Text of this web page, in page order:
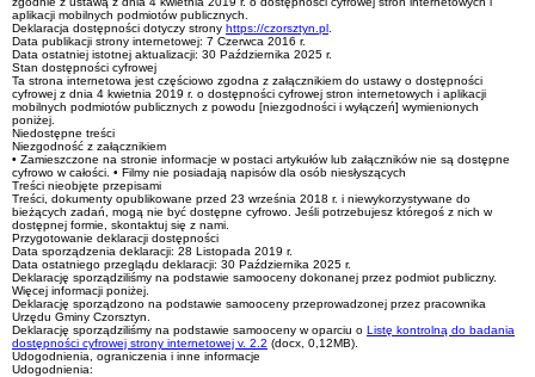
aplikacji mobilnych podmiotów publicznych.
Deklaracja dostępności dotyczy strony https://czorsztyn.pl
Data publikacji strony internetowej: 7 Czerwca 2016 r.
Data ostatniej istotnej aktualizacji: 30 Października 2025 r.
Stan dostępności cyfrowej
Ta strona internetowa jest częściowo zgodna z załącznikiem do ustawy o dostępności
cyfrowej z dnia 4 kwietnia 2019 r. o dostępności cyfrowej stron internetowych i aplikacji
mobilnych podmiotów publicznych z powodu [niezgodności i wyłączeń] wymienionych
poniżej.
Niedostępne treści
Niezgodność z załącznikiem
• Zamieszczone na stronie informacje w postaci artykułów lub załączników nie są dostępne
cyfrowo w całości. • Filmy nie posiadają napisów dla osób niesłyszących
Treści nieobjęte przepisami
Treści, dokumenty opublikowane przed 23 września 2018 r. i niewykorzystywane do
bieżących zadań, mogą nie być dostępne cyfrowo. Jeśli potrzebujesz któregoś z nich w
dostępnej formie, skontaktuj się z nami.
Przygotowanie deklaracji dostępności
Data sporządzenia deklaracji: 28 Listopada 2019 r.
Data ostatniego przeglądu deklaracji: 30 Października 2025 r.
Deklarację sporządziliśmy na podstawie samooceny dokonanej przez podmiot publiczny.
Więcej informacji poniżej.
Deklarację sporządzono na podstawie samooceny przeprowadzonej przez pracownika
Urzędu Gminy Czorsztyn.
Deklarację sporządziliśmy na podstawie samooceny w oparciu o Listę kontrolną do badania
dostępności cyfrowej strony internetowej v. 2.2 (docx, 0,12MB).
Udogodnienia, ograniczenia i inne informacje
Udogodnienia: